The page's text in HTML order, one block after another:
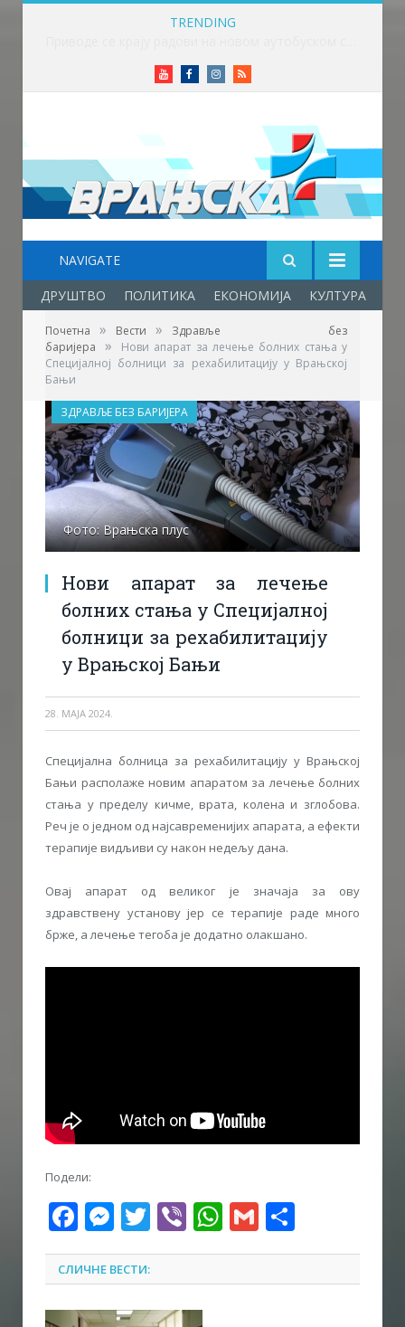
TRENDING
YoutubeFacebookInstagram
RSS
NAVIGATE
ДРУШТВО ПОЛИТИКА ЕКОНОМИЈА КУЛТУРА
Почетна » Вести »
Здравље без
баријера
»
Нови апарат за лечење болних стања у
Специјалној болници за рехабилитацију у Врањској
Бањи
Фото: Врањска плус
Нови апарат за лечење
болних стања у Специјалној
болници за рехабилитацију
у Врањској Бањи
28. МАЈА 2024.
ЗДРАВЉЕ БЕЗ БАРИЈЕРА
Специјална болница за рехабилитацију у Врањској
Бањи располаже новим апаратом за лечење болних
стања у пределу кичме, врата, колена и зглобова.
Реч је о једном од најсавременијих апарата, а ефекти
терапије видљиви су након недељу дана.
Овај апарат од великог је значаја за ову
здравствену установу јер се терапије раде много
брже, а лечење тегоба је додатно олакшано.
Подели:
Facebook
Messenger
Twitter
ViberWhatsApp
Gmail
СЛИЧНЕ ВЕСТИ: